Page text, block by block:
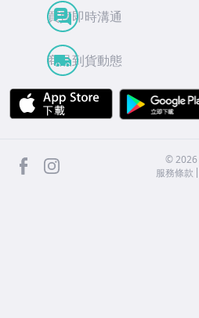
買賣即時溝通
商品到貨動態
APP Store
facebook ©2026
服務條款